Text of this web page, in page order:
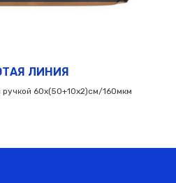
ЛИНИЯ
60х(50+10х2)см/160мкм